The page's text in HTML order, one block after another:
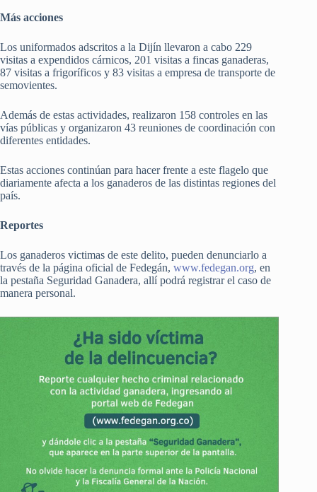
Más acciones
Los uniformados adscritos a la Dijín llevaron a cabo 229
visitas a expendidos cárnicos, 201 visitas a fincas ganaderas,
87 visitas a frigoríficos y 83 visitas a empresa de transporte de
semovientes.
Además de estas actividades, realizaron 158 controles en las
vías públicas y organizaron 43 reuniones de coordinación con
diferentes entidades.
Estas acciones continúan para hacer frente a este flagelo que
diariamente afecta a los ganaderos de las distintas regiones del
país.
Reportes
Los ganaderos victimas de este delito, pueden denunciarlo a
través de la página oficial de Fedegán, www.fedegan.org, en
la pestaña Seguridad Ganadera, allí podrá registrar el caso de
manera personal.